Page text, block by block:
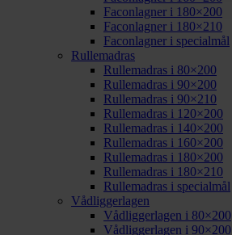
Faconlagner i 180×200
Faconlagner i 180×210
Faconlagner i specialmål
Rullemadras
Rullemadras i 80×200
Rullemadras i 90×200
Rullemadras i 90×210
Rullemadras i 120×200
Rullemadras i 140×200
Rullemadras i 160×200
Rullemadras i 180×200
Rullemadras i 180×210
Rullemadras i specialmål
Vådliggerlagen
Vådliggerlagen i 80×200
Vådliggerlagen i 90×200